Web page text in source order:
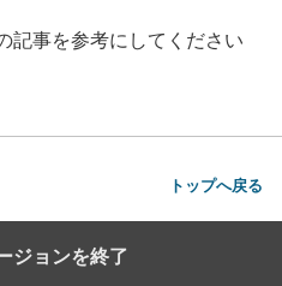
記事を参考にしてください
トップへ戻る
ジョンを終了